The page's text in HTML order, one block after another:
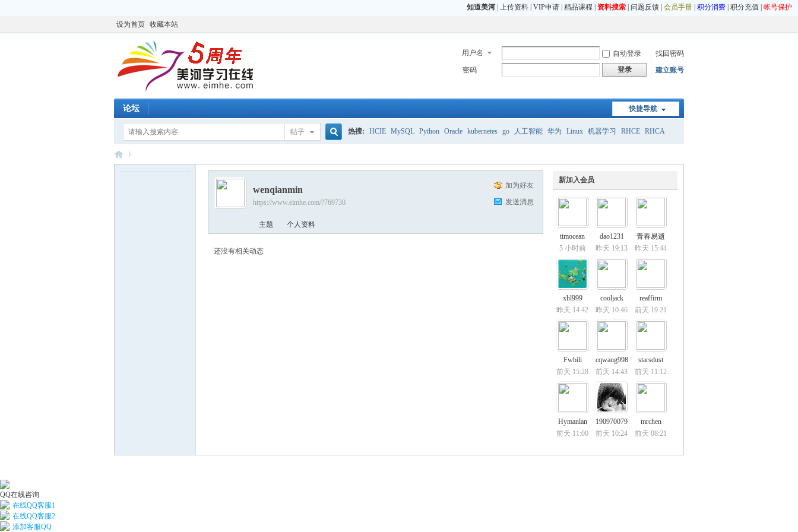
知道美河| 上传资料 VIP申请 精品课程 资料搜索 问题反馈 会员手册 积分消费 积分充值 帐号保护
设为首页 收藏本站
用户名 自动登录
找回密码
密码
登录 建立账号
快捷导航
论坛
帖子
索
热搜: HCIE MySQL Python Oracle kubernetes go 人工智能 华为 Linux 机器学习 RHCE RHCA
新加入会员
timocean
5 小时前
dao1231
昨天 19:13
青春易逝
昨天 15:44
xhl999
昨天 14:42
cooljack
昨天 10:46
reaffirm
前天 19:21
Fwbili
前天 15:28
cqwang998
前天 14:43
starsdust
前天 11:12
Hymanlan
前天 11:00
190970079
前天 10:24
mrchen
前天 08:21
加为好友
发送消息
wenqianmin
https://www.eimhe.com/?769730
主题 个人资料
还没有相关动态
QQ在线咨询
在线QQ客服1
在线QQ客服2
添加客服QQ